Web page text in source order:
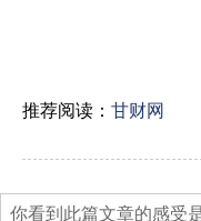
推荐阅读： 甘财网
你看到此篇文章的感受